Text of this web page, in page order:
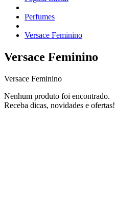
Perfumes
Versace Feminino
Versace Feminino
Versace Feminino
Nenhum produto foi encontrado.
Receba dicas, novidades e ofertas!